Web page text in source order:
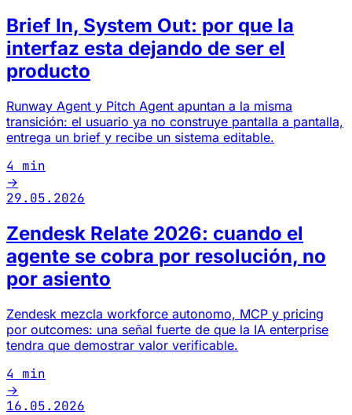
Brief In, System Out: por que la
interfaz esta dejando de ser el
producto
Runway Agent y Pitch Agent apuntan a la misma
transición: el usuario ya no construye pantalla a pantalla,
entrega un brief y recibe un sistema editable.
4 min
→
29.05.2026
Zendesk Relate 2026: cuando el
agente se cobra por resolución, no
por asiento
Zendesk mezcla workforce autonomo, MCP y pricing
por outcomes: una señal fuerte de que la IA enterprise
tendra que demostrar valor verificable.
4 min
→
16.05.2026